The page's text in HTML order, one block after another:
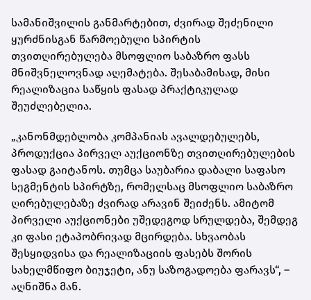
სამანიშვილის განმარტებით, ძვირად შეძენილი
ყურძნისგან წარმოებული სპირტის
თვითღირებულება მსოფლიო საბაზრო ფასს
მნიშვნელოვნად აღემატება. შესაბამისად, მისი
რეალიზაცია საწყის ფასად პრაქტიკულად
შეუძლებელია.
„კანონმდებლობა კომპანიას ავალდებულებს,
პროდუქცია პირველ აუქციონზე თვითღირებულების
ფასად გაიტანოს. თუმცა საუბარია დაბალი საფასო
სეგმენტის სპირტზე, რომელსაც მსოფლიო საბაზრო
ღირებულებაზე ძვირად არავინ შეიძენს. ამიტომ
პირველი აუქციონები უშედეგოდ სრულდება, შემდეგ
კი ფასი ეტაპობრივად მცირდება. სხვაობას
შესყიდვისა და რეალიზაციის ფასებს შორის
სახელმწიფო ბიუჯეტი, ანუ საზოგადოება ფარავს“, –
აღნიშნა მან.